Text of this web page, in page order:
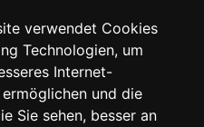
verwendet Cookies
Technologien, um
Internet-
und die
Sie sehen, besser an